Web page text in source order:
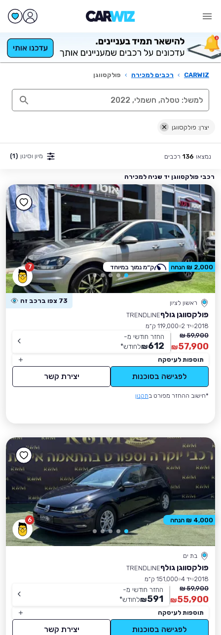
CARWIZ
› רכבים למכירה › פולקסווגן
יצרן: פולקסווגן
נמצאו 136 רכבים מיון וסינון (1)
רכבי פולקסווגן יד שניה למכירה
7
ראשון לציון 73 צפו ברכב זה
פולקסווגן גולףTRENDLINE
2018 יד 2
119,000 ק״מ
59,900 ₪
57,900
₪
החזר חודשי מ-
612
₪לחודש*
תוספות לעיסקה
לפגישה בסוכנות יצירת קשר
*חישוב ההחזר מפורט בתקנון
2,000 ₪ הנחה ק״מ נמוך במיוחד
6
בת ים
פולקסווגן גולףTRENDLINE
2018 יד 4
151,000 ק״מ
59,900 ₪
55,900
₪
החזר חודשי מ-
591
₪לחודש*
תוספות לעיסקה
לפגישה בסוכנות יצירת קשר
4,000 ₪ הנחה